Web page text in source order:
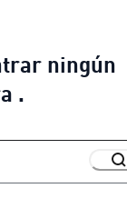
ningún
.